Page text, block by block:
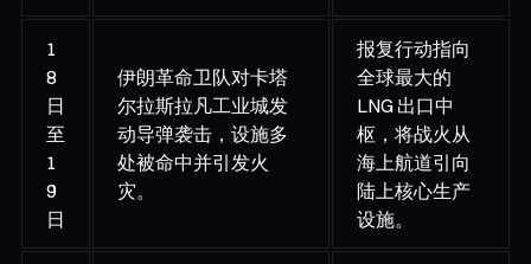
1
8
日
至
1
9
日
伊朗革命卫队对卡塔
尔拉斯拉凡工业城发
动导弹袭击，设施多
处被命中并引发火
灾。
报复行动指向
全球最大的
LNG 出口中
枢，将战火从
海上航道引向
陆上核心生产
设施。